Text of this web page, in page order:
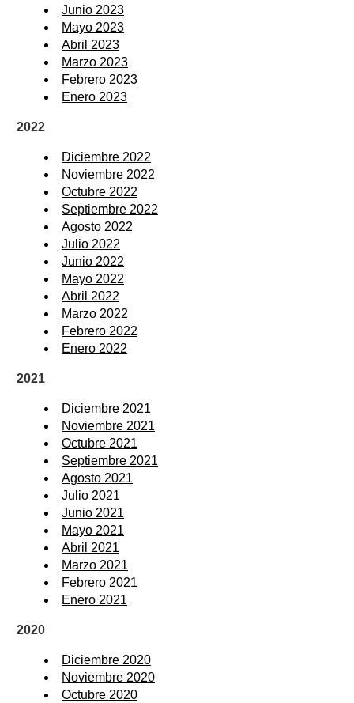
Junio 2023
Mayo 2023
Abril 2023
Marzo 2023
Febrero 2023
Enero 2023
2022
Diciembre 2022
Noviembre 2022
Octubre 2022
Septiembre 2022
Agosto 2022
Julio 2022
Junio 2022
Mayo 2022
Abril 2022
Marzo 2022
Febrero 2022
Enero 2022
2021
Diciembre 2021
Noviembre 2021
Octubre 2021
Septiembre 2021
Agosto 2021
Julio 2021
Junio 2021
Mayo 2021
Abril 2021
Marzo 2021
Febrero 2021
Enero 2021
2020
Diciembre 2020
Noviembre 2020
Octubre 2020